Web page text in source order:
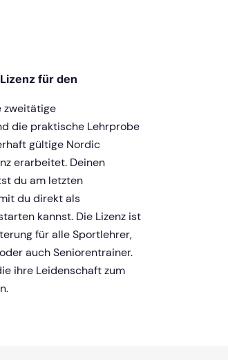
für den
zweitätige
die praktische Lehrprobe
gültige Nordic
erarbeitet. Deinen
du am letzten
du direkt als
kannst. Die Lizenz ist
für alle Sportlehrer,
auch Seniorentrainer.
ihre Leidenschaft zum